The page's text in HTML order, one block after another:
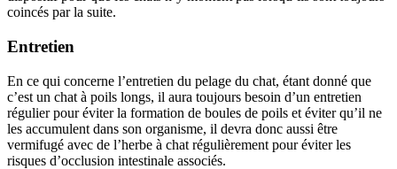
coincés par la suite.
Entretien
En ce qui concerne l’entretien du pelage du chat, étant donné que
c’est un chat à poils longs, il aura toujours besoin d’un entretien
régulier pour éviter la formation de boules de poils et éviter qu’il ne
les accumulent dans son organisme, il devra donc aussi être
vermifugé avec de l’herbe à chat régulièrement pour éviter les
risques d’occlusion intestinale associés.